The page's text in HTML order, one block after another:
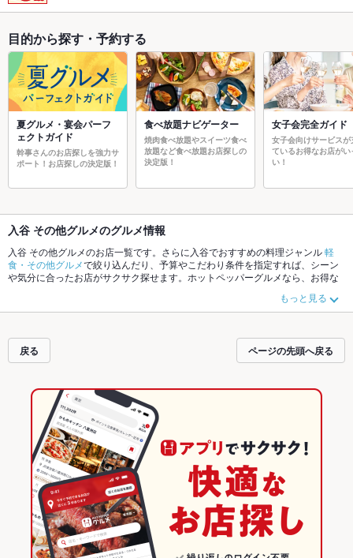
目的から探す・予約する
夏グルメ・宴会パーフ
ェクトガイド
幹事さんのお店探しを強力サ
ポート！お店探しの決定版！
食べ放題ナビゲーター
焼肉食べ放題やスイーツ食べ
放題など食べ放題お店探しの
決定版！
女子会完全ガイド
女子会向けサービスが
ているお得なお店がい
い！
入谷 その他グルメのグルメ情報
入谷 その他グルメのお店一覧です。さらに入谷でおすすめの料理ジャンル軽
食・その他グルメで絞り込んだり、予算やこだわり条件を指定すれば、シーン
や気分に合ったお店がサクサク探せます。ホットペッパーグルメなら、お得な
新情報をご紹介しているので安心！24時間使える簡単便利なネット予約が使え
るお店も拡大中です。友達どうしの飲み会にも、会社の宴会にも、デートやパ
もっと見る
戻る ページの先頭へ戻る